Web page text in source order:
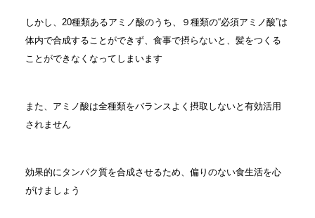
しかし、20種類あるアミノ酸のうち、９種類の“必須アミノ酸”は
体内で合成することができず、食事で摂らないと、髪をつくる
ことができなくなってしまいます
また、アミノ酸は全種類をバランスよく摂取しないと有効活用
されません
効果的にタンパク質を合成させるため、偏りのない食生活を心
がけましょう